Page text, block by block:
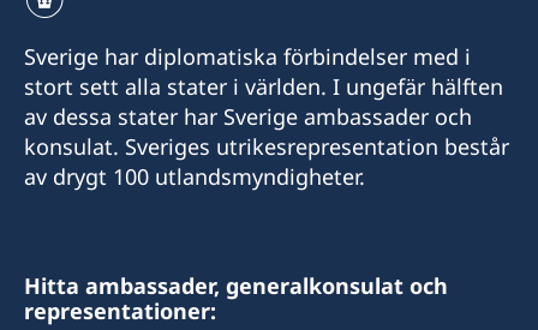
+1-767-448-2181
Email adress konsulat
Roseau.swecons@whitchurch.com
Sveriges konsulat
Dominica
Sverige har diplomatiska förbindelser med i
stort sett alla stater i världen. I ungefär hälften
av dessa stater har Sverige ambassader och
konsulat. Sveriges utrikesrepresentation består
av drygt 100 utlandsmyndigheter.
Hitta ambassader, generalkonsulat och
representationer: